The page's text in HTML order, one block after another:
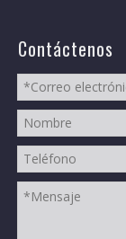
Contáctenos